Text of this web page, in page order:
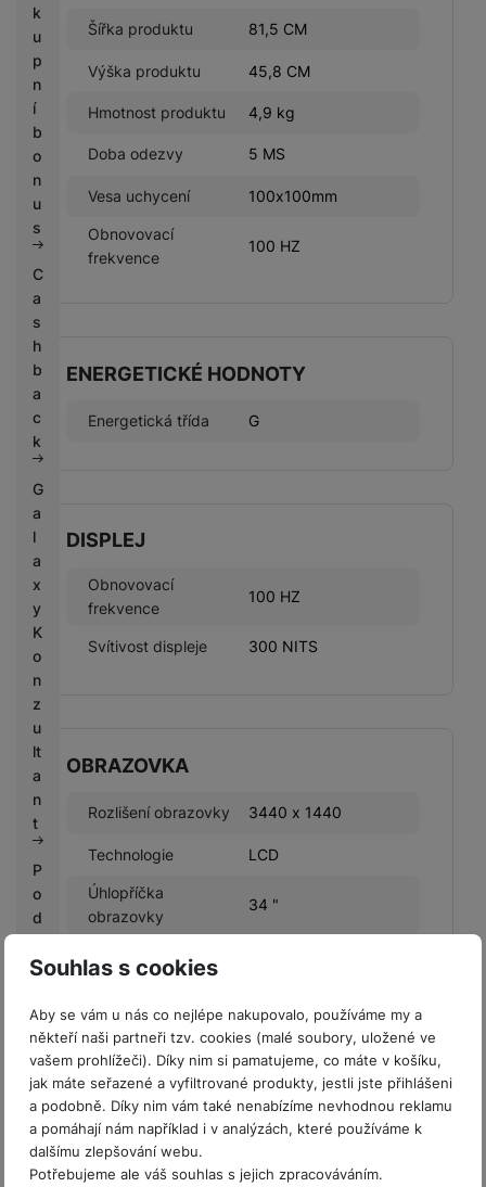
Souhlas s cookies
Aby se vám u nás co nejlépe nakupovalo, používáme my a
někteří naši partneři tzv. cookies (malé soubory, uložené ve
vašem prohlížeči). Díky nim si pamatujeme, co máte v košíku,
jak máte seřazené a vyfiltrované produkty, jestli jste přihlášeni
a podobně. Díky nim vám také nenabízíme nevhodnou reklamu
a pomáhají nám například i v analýzách, které používáme k
dalšímu zlepšování webu.
Potřebujeme ale váš souhlas s jejich zpracováváním.
k
u
p
n
í
b
o
n
u
s
C
a
s
h
b
a
c
k
G
a
l
a
x
y
K
o
n
z
u
lt
a
n
t
P
o
d
ín
y
s
o
u
t
ě
ž
e
Šířka produktu 81,5 CM
Výška produktu 45,8 CM
Hmotnost produktu 4,9 kg
Doba odezvy 5 MS
Vesa uchycení 100x100mm
Obnovovací
frekvence
100 HZ
ENERGETICKÉ HODNOTY
Energetická třída G
DISPLEJ
Obnovovací
frekvence
100 HZ
Svítivost displeje 300 NITS
OBRAZOVKA
Rozlišení obrazovky 3440 x 1440
Technologie LCD
Úhlopříčka
obrazovky
34 "
obrazovky
KONEKTIVITA
USB-C Ano